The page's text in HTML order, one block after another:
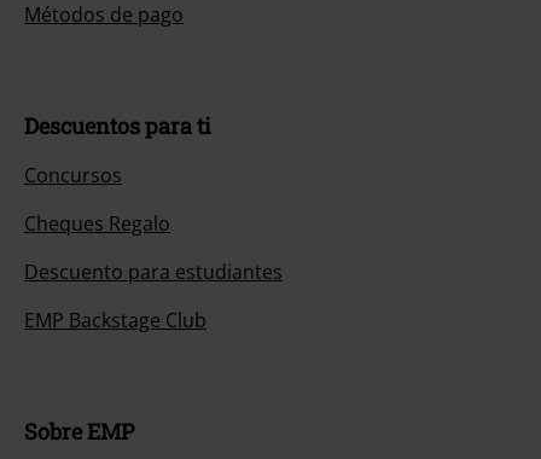
Métodos de pago
Descuentos para ti
Concursos
Cheques Regalo
Descuento para estudiantes
EMP Backstage Club
Sobre EMP